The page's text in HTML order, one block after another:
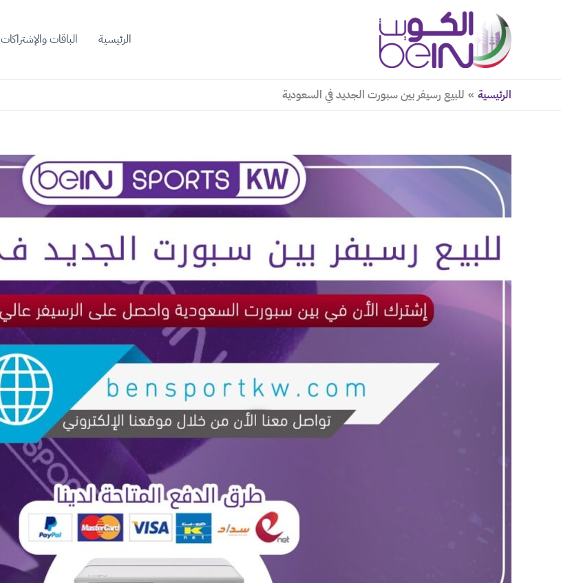
الرئيسية الباقات والإشتراكات
الرئيسية للبيع رسيفر بين سبورت الجديد في السعودية